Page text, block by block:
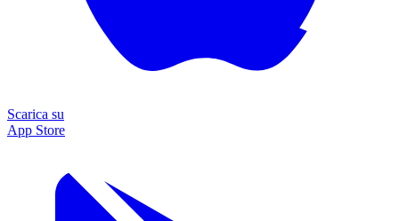
Scarica su
App Store